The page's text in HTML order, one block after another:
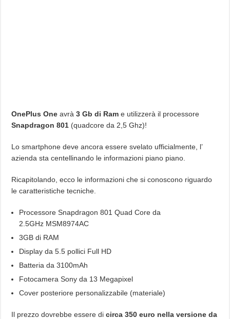
OnePlus One avrà3 Gb di Ram e utilizzerà il processore
Snapdragon 801 (quadcore da 2,5 Ghz)!
Lo smartphone deve ancora essere svelato ufficialmente, l’
azienda sta centellinando le informazioni piano piano.
Ricapitolando, ecco le informazioni che si conoscono riguardo
le caratteristiche tecniche.
Processore Snapdragon 801 Quad Core da
2.5GHz MSM8974AC
3GB di RAM
Display da 5.5 pollici Full HD
Batteria da 3100mAh
Fotocamera Sony da 13 Megapixel
Cover posteriore personalizzabile (materiale)
Il prezzo dovrebbe essere dicirca 350 euro nella versione da